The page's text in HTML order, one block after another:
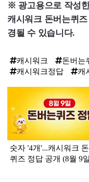
※ 광고용으로 작성
캐시워크 돈버는퀴
경될 수 있습니다.
캐시워크 돈버는
캐시워크정답
캐
인
숫자 '4개'...캐시워크
퀴즈 정답 공개 (8월 9